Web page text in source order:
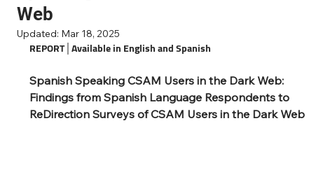
Web
Updated: Mar 18, 2025
REPORT│Available in English and Spanish
Spanish Speaking CSAM Users in the Dark Web:
Findings from Spanish Language Respondents to
ReDirection Surveys of CSAM Users in the Dark Web